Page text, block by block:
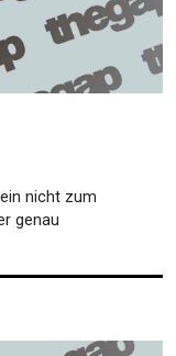
nicht zum
genau